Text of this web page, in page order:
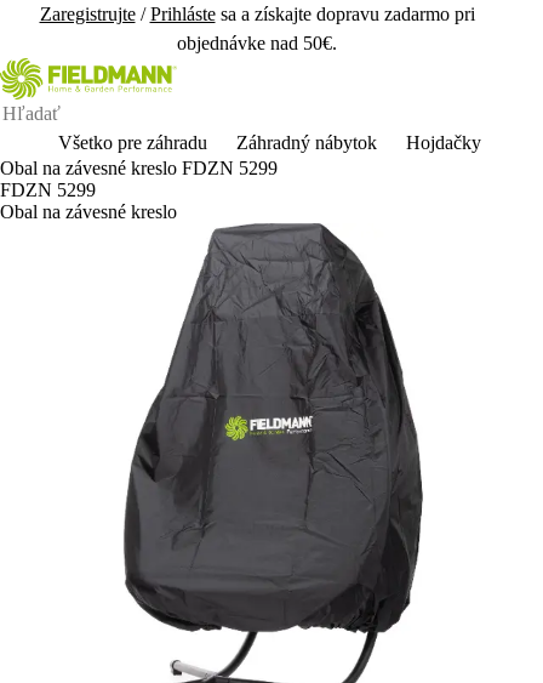
Zaregistrujte/Prihlástesa a získajte dopravu zadarmo pri
objednávke nad 50€.
Všetko pre záhradu Záhradný nábytok
Hojdačky
Obal na závesné kreslo FDZN 5299
FDZN 5299
Obal na závesné kreslo